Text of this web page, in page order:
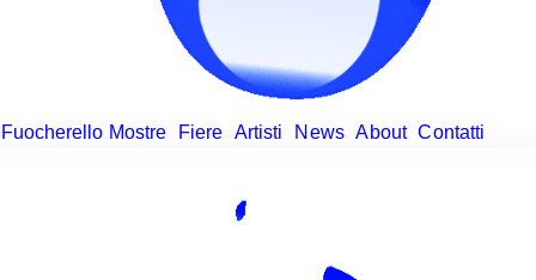
Fuocherello Mostre Fiere Artisti N ews About Contatti